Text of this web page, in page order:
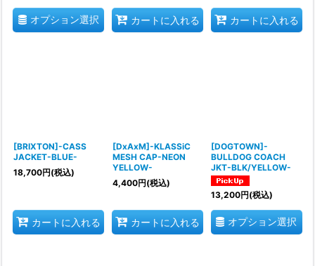
オプション選択 カートに入れる カートに入れる
[BRIXTON]-CASS
JACKET-BLUE-
18,700円(税込)
カートに入れる
[DxAxM]-KLASSiC
MESH CAP-NEON
YELLOW-
4,400円(税込)
カートに入れる
[DOGTOWN]-
BULLDOG COACH
JKT-BLK/YELLOW-
13,200円(税込)
オプション選択